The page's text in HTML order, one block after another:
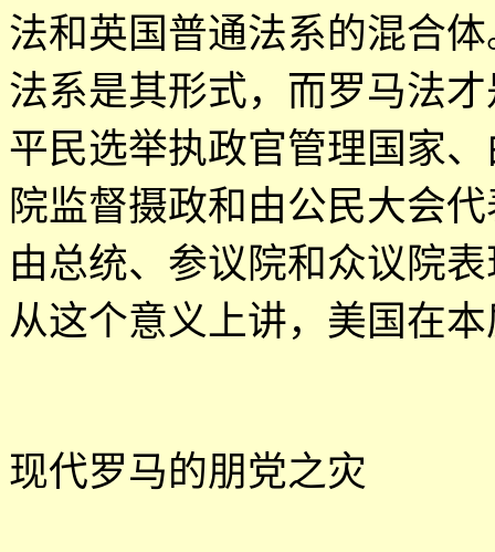
法和英国普通法系的混合
法系是其形式，而罗马法
平民选举执政官管理国家
院监督摄政和由公民大会
由总统、参议院和众议院
从这个意义上讲，美国在
现代罗马的朋党之灾